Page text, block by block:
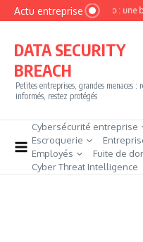
Aller au contenu
Actu entrepriseMyPhoto : une
DATA SECURITY
BREACH
Petites entreprises, grandes menaces :
informés, restez protégés
Cybersécurité entreprise
Escroquerie
Employés
Fuite de
Cyber Threat Intelligence